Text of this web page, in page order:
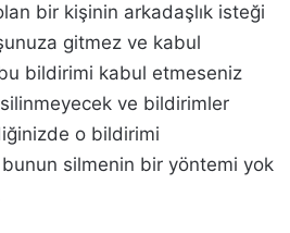
bir kişinin arkadaşlık isteği
gitmez ve kabul
bildirimi kabul etmeseniz
ve bildirimler
o bildirimi
silmenin bir yöntemi yok